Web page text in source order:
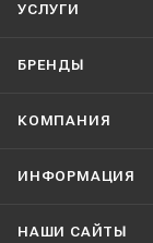
УСЛУГИ
БРЕНДЫ
КОМПАНИЯ
ИНФОРМАЦИЯ
НАШИ CАЙТЫ